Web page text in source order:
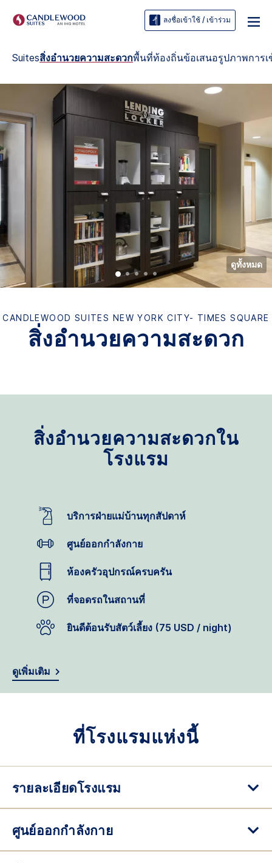
ลงชื่อเข้าใช้ / เข้าร่วม
Suitesสิ่งอำนวยความสะดวกพื้นที่ท้องถิ่นข้อเสนอรูปภาพการ
ดูทั้งหมด
CANDLEWOOD SUITES NEW YORK CITY- TIMES SQUARE
สิ่งอำนวยความสะดวก
สิ่งอำนวยความสะดวกใน
โรงแรม
บริการฝ่ายแม่บ้านทุกสัปดาห์
ศูนย์ออกกำลังกาย
ห้องครัวอุปกรณ์ครบครัน
ที่จอดรถในสถานที่
ยินดีต้อนรับสัตว์เลี้ยง (75 USD / night)
ดูเพิ่มเติม
ที่โรงแรมแห่งนี้
รายละเอียดโรงแรม
ศูนย์ออกกำลังกาย